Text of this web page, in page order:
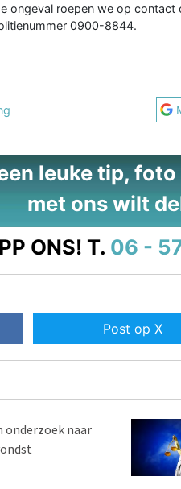
ongeval roepen we op
0900-8844.
leuke tip,
met ons wilt
ONS! T. 06 -
Post op X
onderzoek naar